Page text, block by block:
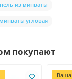
из минваты
угловая
покупают
Ваша